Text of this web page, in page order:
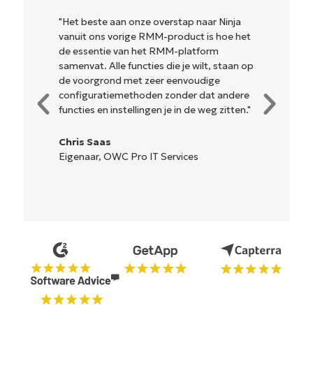
"Het beste aan onze overstap naar Ninja
vanuit ons vorige RMM-product is hoe het
de essentie van het RMM-platform
samenvat. Alle functies die je wilt, staan op
de voorgrond met zeer eenvoudige
configuratiemethoden zonder dat andere
functies en instellingen je in de weg zitten."
Chris Saas
Eigenaar, OWC Pro IT Services